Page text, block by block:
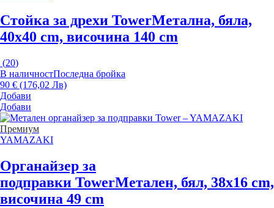
Стойка за дрехи TowerМетална, бяла,
40x40 cm, височина 140 cm
(20)
В наличностПоследна бройка
90 € (176,02 Лв)
Добави
Добави
Премиум
YAMAZAKI
Органайзер за
подправки TowerМетален, бял, 38x16 cm,
височина 49 cm